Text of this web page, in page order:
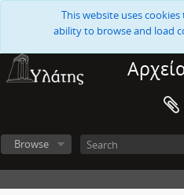
This website uses
ability to browse and load
Browse